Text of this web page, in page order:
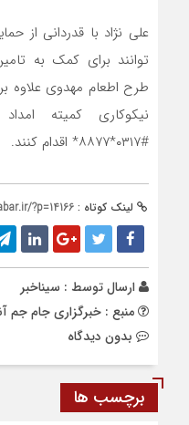
علی نژاد با قدردانی از
توانند برای کمک به
طرح اطعام مهدوی علاوه
نیکوکاری کمیته
#۰۳۱۷*۸۸۷۷* اقدام کنند.
لینک کوتاه : ?p=14166
ارسال توسط : سیناخبر
منبع : خبرگزاری جام جم
بدون دیدگاه
برچسب ها